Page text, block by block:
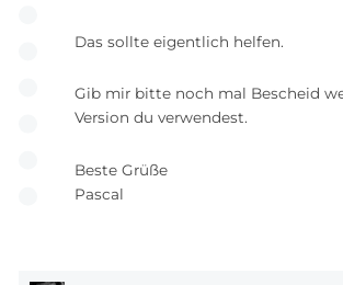
Das sollte eigentlich helfen.
Gib mir bitte noch mal Bescheid
Version du verwendest.
Beste Grüße
Pascal